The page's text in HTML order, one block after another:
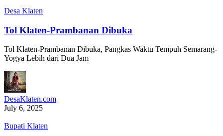
Desa Klaten
Tol Klaten-Prambanan Dibuka
Tol Klaten-Prambanan Dibuka, Pangkas Waktu Tempuh Semarang-
Yogya Lebih dari Dua Jam
DesaKlaten.com
July 6, 2025
Bupati Klaten